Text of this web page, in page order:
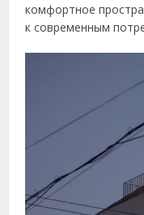
комфортное
к современным